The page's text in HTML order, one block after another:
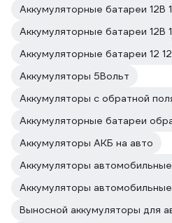
Аккумуляторные батареи 12В
Аккумуляторные батареи 12В
Аккумуляторные батареи 12 12
Аккумуляторы 5Вольт
Аккумуляторы с обратной
Аккумуляторные батареи
Аккумуляторы АКБ на авто
Аккумуляторы
Аккумуляторы
Выносной аккумуляторы для